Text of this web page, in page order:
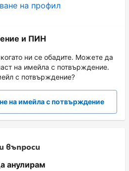
на профил
и ПИН
ни се обадите. Можете да
на имейла с потвърждение.
с потвърждение?
на имейла с потвърждение
въпроси
анулирам